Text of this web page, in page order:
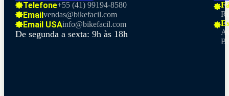
Telefone+55 (41) 99194-8580
Email vendas@bikefacil.com
Email USAinfo@bikefacil.com
De segunda a sexta: 9h às 18h